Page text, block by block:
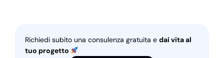
Richiedi subito una consulenza gratuita e dai vita al
tuo progetto